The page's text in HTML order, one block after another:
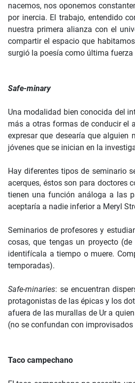
nacemos, nos oponemos
por inercia. El trabajo, entendido
nuestra primera alianza con el
compartir el espacio que
surgió la poesía como última
Safe-minary
Una modalidad bien conocida del
más a otras formas de conducir el
expresar que desearía que
jóvenes que se inician en la
Hay diferentes tipos de seminario
acerques, éstos son para doctores
tienen una función análoga a las
aceptaría a nadie inferior a Meryl
Seminarios de profesores y
cosas, que tengas un proyecto
identifícala a tiempo o muere.
temporadas).
Safe-minaries: se encuentran
protagonistas de las épicas y los
afuera de las murallas de Ur a
(no se confundan con
Taco campechano